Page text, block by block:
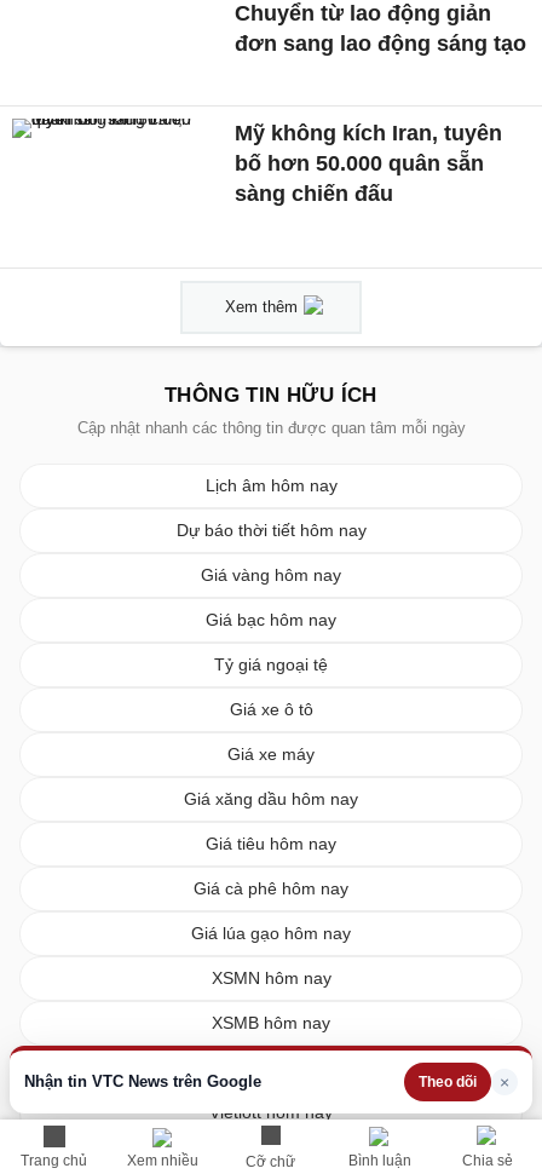
Trang chủ Xem nhiều Cỡ chữ Bình luận Chia sẻ
Nhận tin VTC News trên Google Theo dõi ×
Chuyển từ lao động giản
đơn sang lao động sáng tạo
Mỹ không kích Iran, tuyên
bố hơn 50.000 quân sẵn
sàng chiến đấu
Xem thêm
THÔNG TIN HỮU ÍCH
Cập nhật nhanh các thông tin được quan tâm mỗi ngày
Lịch âm hôm nay
Dự báo thời tiết hôm nay
Giá vàng hôm nay
Giá bạc hôm nay
Tỷ giá ngoại tệ
Giá xe ô tô
Giá xe máy
Giá xăng dầu hôm nay
Giá tiêu hôm nay
Giá cà phê hôm nay
Giá lúa gạo hôm nay
XSMN hôm nay
XSMB hôm nay
Vietlott hôm nay